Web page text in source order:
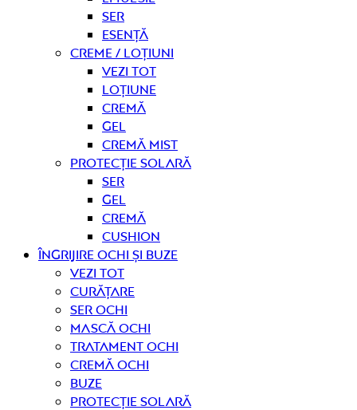
Ser
Esență
Creme / Loțiuni
Vezi tot
Loțiune
Cremă
Gel
Cremă mist
Protecție solară
Ser
Gel
Cremă
Cushion
Îngrijire OCHI ȘI BUZE
Vezi tot
curățare
Ser ochi
Mască ochi
Tratament ochi
Cremă ochi
Buze
Protecție solară